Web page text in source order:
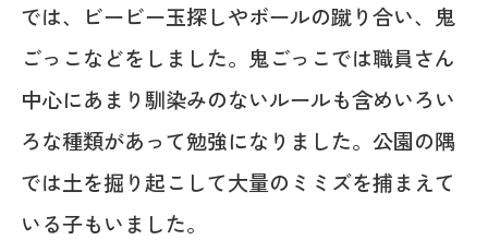
では、ビービー玉探しやボールの蹴り合い、鬼
ごっこなどをしました。鬼ごっこでは職員さん
中心にあまり馴染みのないルールも含めいろい
ろな種類があって勉強になりました。公園の隅
では土を掘り起こして大量のミミズを捕まえて
いる子もいました。